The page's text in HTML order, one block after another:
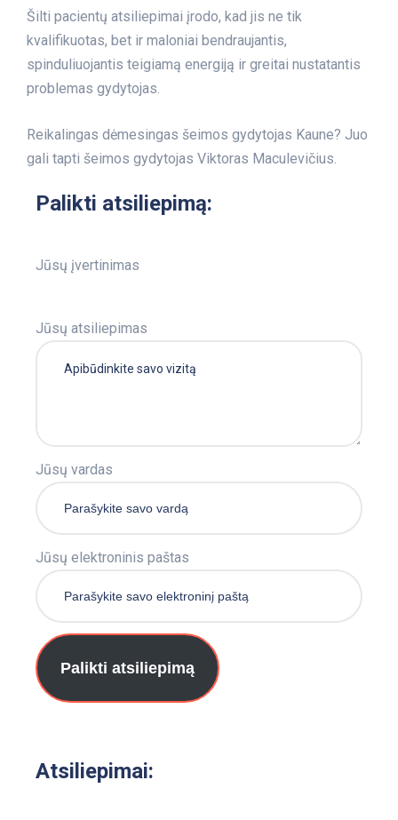
Šilti pacientų atsiliepimai įrodo, kad jis ne tik
kvalifikuotas, bet ir maloniai bendraujantis,
spinduliuojantis teigiamą energiją ir greitai nustatantis
problemas gydytojas.
Reikalingas dėmesingas šeimos gydytojas Kaune? Juo
gali tapti šeimos gydytojas Viktoras Maculevičius.
Palikti atsiliepimą:
Jūsų įvertinimas
Jūsų atsiliepimas
Jūsų vardas
Jūsų elektroninis paštas
Palikti atsiliepimą
Atsiliepimai: